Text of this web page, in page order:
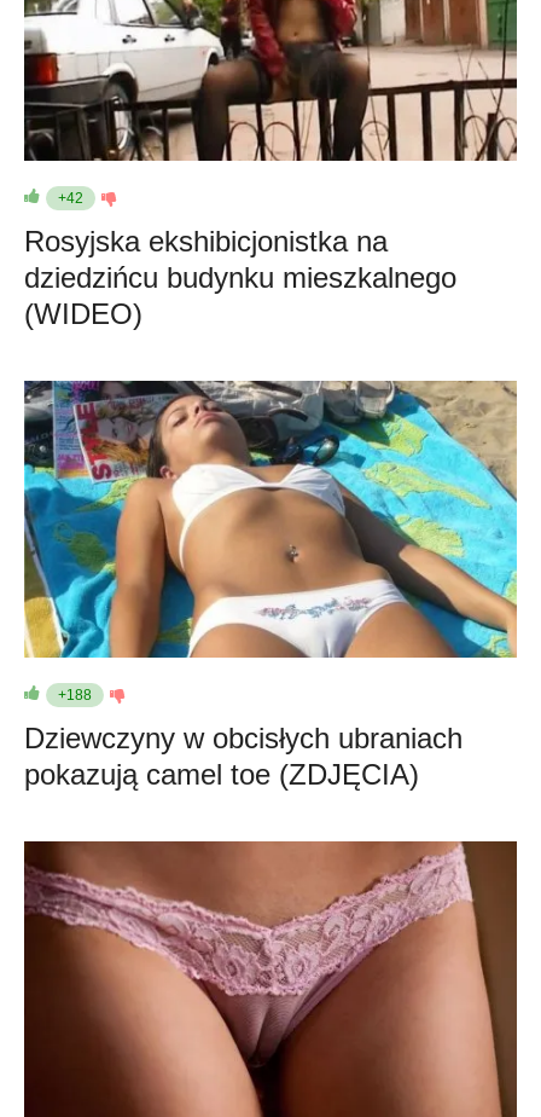
+42
Rosyjska ekshibicjonistka na
dziedzińcu budynku mieszkalnego
(WIDEO)
+188
Dziewczyny w obcisłych ubraniach
pokazują camel toe (ZDJĘCIA)